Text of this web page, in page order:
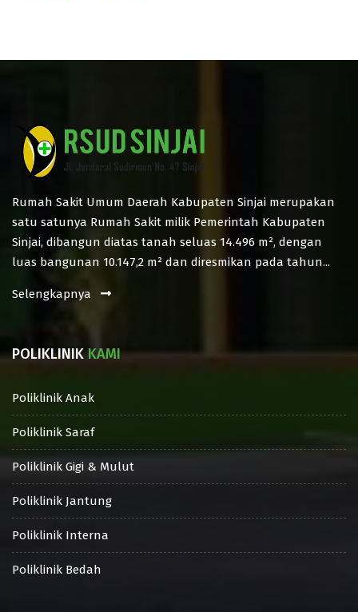
Rumah Sakit Umum Daerah Kabupaten Sinjai merupakan
satu satunya Rumah Sakit milik Pemerintah Kabupaten
Sinjai, dibangun diatas tanah seluas 14.496 m², dengan
luas bangunan 10.147,2 m² dan diresmikan pada tahun...
Selengkapnya
POLIKLINIKKAMI
Poliklinik Anak
Poliklinik Saraf
Poliklinik Gigi & Mulut
Poliklinik Jantung
Poliklinik Interna
Poliklinik Bedah